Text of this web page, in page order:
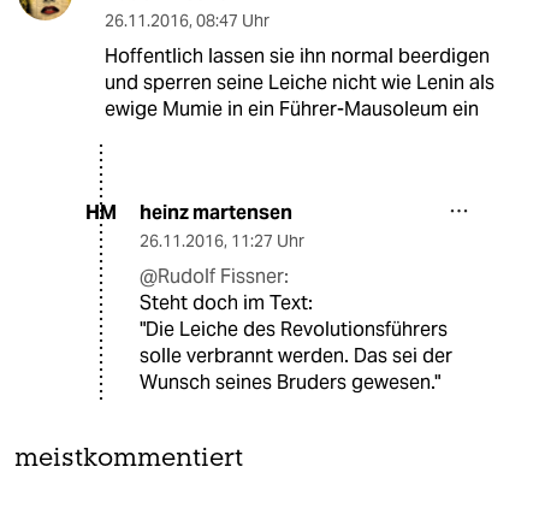
26.11.2016, 08:47 Uhr
Hoffentlich lassen sie ihn normal beerdigen
und sperren seine Leiche nicht wie Lenin als
ewige Mumie in ein Führer-Mausoleum ein
HM heinz martensen
26.11.2016, 11:27 Uhr
@Rudolf Fissner:
Steht doch im Text:
"Die Leiche des Revolutionsführers
solle verbrannt werden. Das sei der
Wunsch seines Bruders gewesen."
meistkommentiert